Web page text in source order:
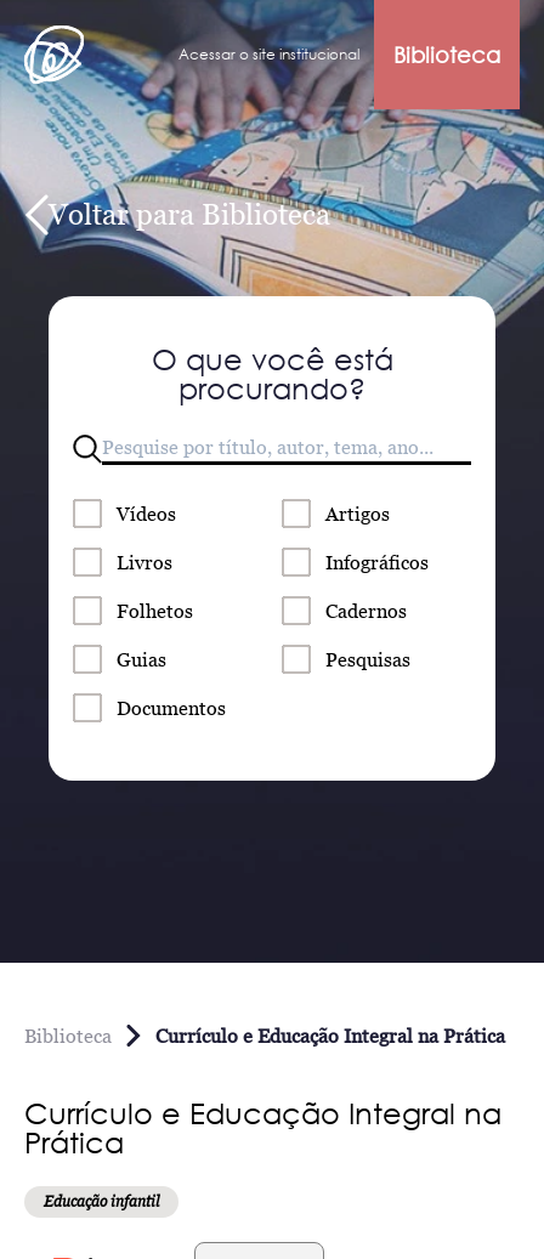
Acessar o site institucional Biblioteca
Voltar para Biblioteca
O que você está
procurando?
Vídeos Artigos
Livros Infográficos
Folhetos Cadernos
Guias Pesquisas
Documentos
Biblioteca Currículo e Educação Integral na Prática
Currículo e Educação Integral na
Prática
Educação infantil